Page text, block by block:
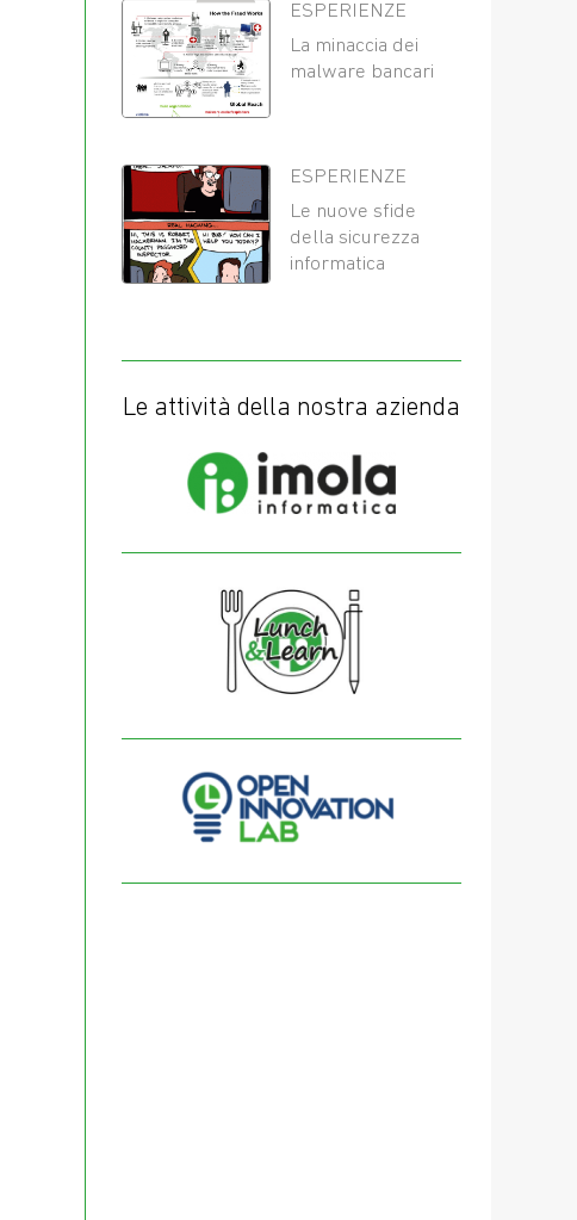
ESPERIENZE
La minaccia dei
malware bancari
ESPERIENZE
Le nuove sfide
della sicurezza
informatica
Le attività della nostra azienda